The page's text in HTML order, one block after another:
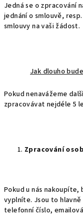
Jedná se o zpracování
jednání o smlouvě,
smlouvy na vaši žádost.
Jak dlouho
Pokud nenavážeme
zpracovávat nejdéle 5
Zpracování
Pokud u nás
vyplníte. Jsou to
telefonní číslo,